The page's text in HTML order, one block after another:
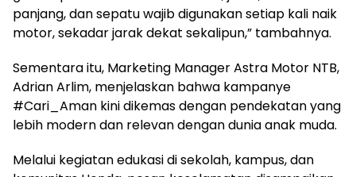
panjang, dan sepatu wajib digunakan setiap kali naik
motor, sekadar jarak dekat sekalipun,” tambahnya.
Sementara itu, Marketing Manager Astra Motor NTB,
Adrian Arlim, menjelaskan bahwa kampanye
#Cari_Aman kini dikemas dengan pendekatan yang
lebih modern dan relevan dengan dunia anak muda.
Melalui kegiatan edukasi di sekolah, kampus, dan